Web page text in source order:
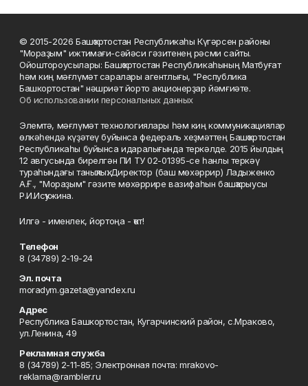
© 2015-2026 Башҡортостан Республикаһы Күгәрсен районы
"Мораҙым" ижтимағи-сәйәси гәзитенең рәсми сайты.
Ойоштороусылары: Башҡортостан Республикаһының Матбуғат
һәм киң мәғлүмәт саралары агентлығы, "Республика
Башкортостан" нәшриәт йорто акционерҙар йәмғиәте.
Об использовании персональных данных
Элемтә, мәғлүмәт технологиялары һәм киң коммуникациялар
өлкәһендә күҙәтеү буйынса федераль хеҙмәттең Башҡортостан
Республикаһы буйынса идаралығында теркәлде. 2015 йылдың
12 авгусында бирелгән ПИ ТУ 02-01395-се һанлы теркәү
тураһындағы таныҡлыҡ. Директор (баш мөхәррир) Ладыженко
А.Ғ., "Мораҙым" гәзите мөхәррире вазифаһын башҡарыусы
Р.И.Исҡужина.
Илгә - именлек, йортоңа - ҡот!
Телефон
8 (34789) 2-19-24
Эл. почта
moradym.gazeta@yandex.ru
Адрес
Республика Башкортостан, Кугарчинский район, с.Мраково,
ул.Ленина, 49
Рекламная служба
8 (34789) 2-11-85; Электронная почта: mrakovo-
reklama@rambler.ru